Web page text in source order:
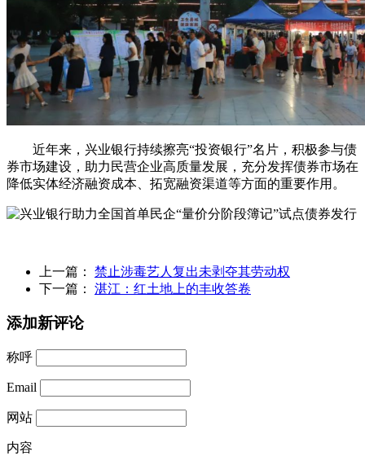
近年来，兴业银行持续擦亮“投资银行”名片，积极参与债
券市场建设，助力民营企业高质量发展，充分发挥债券市场在
降低实体经济融资成本、拓宽融资渠道等方面的重要作用。
上一篇： 禁止涉毒艺人复出未剥夺其劳动权
下一篇： 湛江：红土地上的丰收答卷
添加新评论
称呼
Email
网站
内容